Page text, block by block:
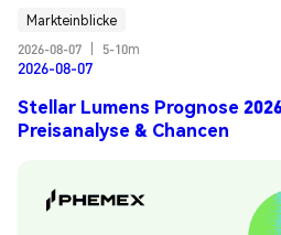
Markteinblicke
2026-08-07
5-10m
2026-08-07
Stellar Lumens Prognose
Preisanalyse & Chancen